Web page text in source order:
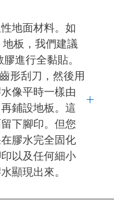
地面材料。如
板，我們建議
進行全黏貼。
形刮刀，然後用
像平時一樣由
鋪設地板。這
下腳印。但您
膠水完全固化
以及任何細小
顯現出來。